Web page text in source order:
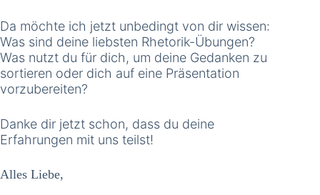
Da möchte ich jetzt unbedingt von dir wissen:
Was sind deine liebsten Rhetorik-Übungen?
Was nutzt du für dich, um deine Gedanken zu
sortieren oder dich auf eine Präsentation
vorzubereiten?
Danke dir jetzt schon, dass du deine
Erfahrungen mit uns teilst!
Alles Liebe,